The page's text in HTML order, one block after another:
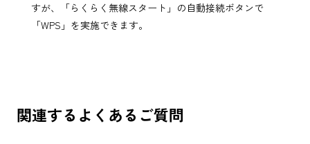
すが、「らくらく無線スタート」の自動接続ボタンで
「WPS」を実施できます。
関連するよくあるご質問